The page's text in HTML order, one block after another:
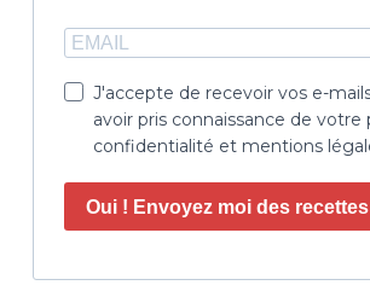
J'accepte de recevoir vos e-
avoir pris connaissance de votre
confidentialité et mentions
Oui ! Envoyez moi des